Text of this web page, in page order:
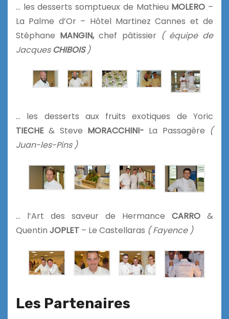
… les desserts somptueux de Mathieu MOLERO –
La Palme d’Or – Hôtel Martinez Cannes et de
Stéphane MANGIN,chef pâtissier ( équipe de
Jacques CHIBOIS)
… les desserts aux fruits exotiques de Yoric
TIECHE & Steve MORACCHINI- La Passagère (
Juan-les-Pins )
… l’Art des saveur de Hermance CARRO &
Quentin JOPLET – Le Castellaras ( Fayence )
Les Partenaires